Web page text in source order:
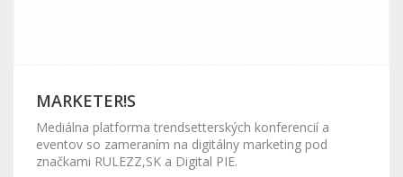
MARKETER!S
Mediálna platforma trendsetterských konferencií a
eventov so zameraním na digitálny marketing pod
značkami RULEZZ,SK a Digital PIE.